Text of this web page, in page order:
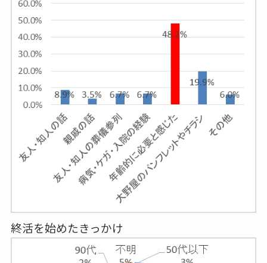
終活を始めたきっかけ